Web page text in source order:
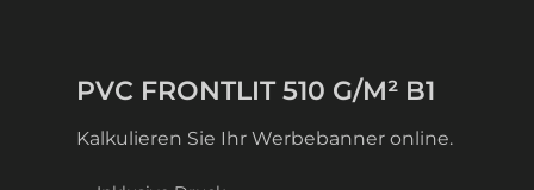
PVC FRONTLIT 510 G/M² B1
Kalkulieren Sie Ihr Werbebanner online.